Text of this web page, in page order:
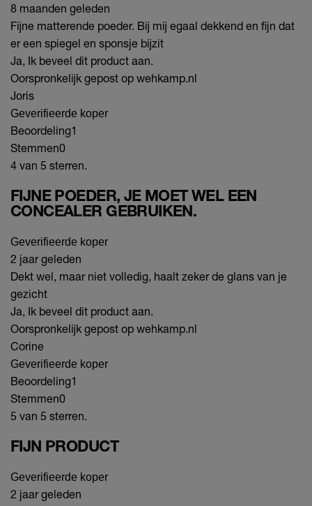
8 maanden geleden
Fijne matterende poeder. Bij mij egaal dekkend en fijn dat
er een spiegel en sponsje bijzit
Ja, Ik beveel dit product aan.
Oorspronkelijk gepost op wehkamp.nl
Joris
Geverifieerde koper
Beoordeling1
Stemmen0
4 van 5 sterren.
FIJNE POEDER, JE MOET WEL EEN
CONCEALER GEBRUIKEN.
Geverifieerde koper
2 jaar geleden
Dekt wel, maar niet volledig, haalt zeker de glans van je
gezicht
Ja, Ik beveel dit product aan.
Oorspronkelijk gepost op wehkamp.nl
Corine
Geverifieerde koper
Beoordeling1
Stemmen0
5 van 5 sterren.
FIJN PRODUCT
Geverifieerde koper
2 jaar geleden